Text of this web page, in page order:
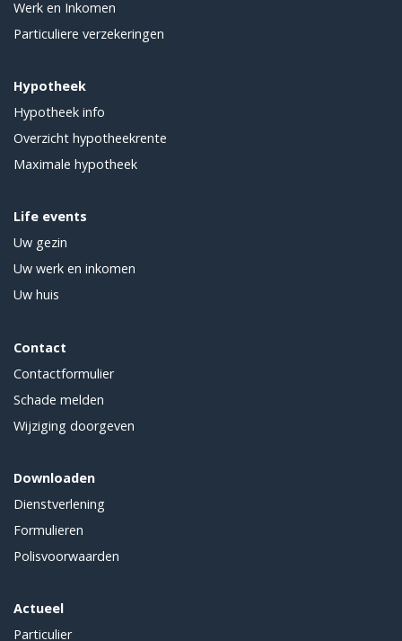
Werk en Inkomen
Particuliere verzekeringen
Hypotheek
Hypotheek info
Overzicht hypotheekrente
Maximale hypotheek
Life events
Uw gezin
Uw werk en inkomen
Uw huis
Contact
Contactformulier
Schade melden
Wijziging doorgeven
Downloaden
Dienstverlening
Formulieren
Polisvoorwaarden
Actueel
Particulier